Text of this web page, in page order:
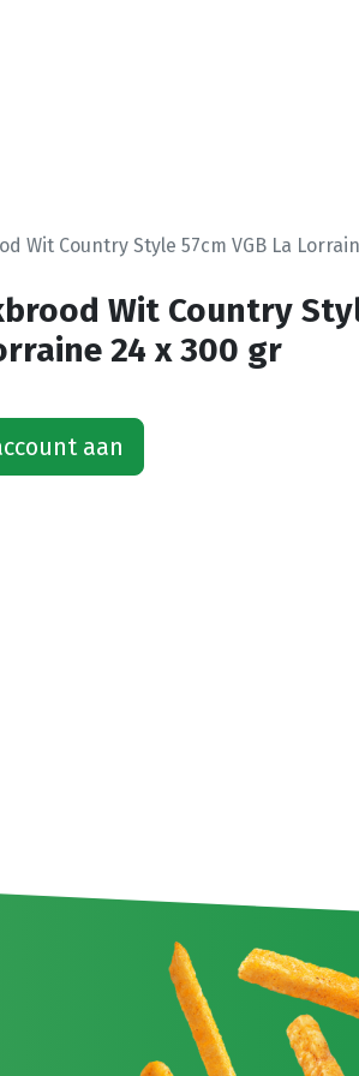
Wit Country Style 57cm VGB La
Wit Country
24 x 300 gr
aan